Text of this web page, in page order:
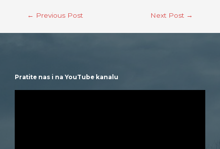
← Previous Post Next Post →
Pratite nas i na YouTube kanalu